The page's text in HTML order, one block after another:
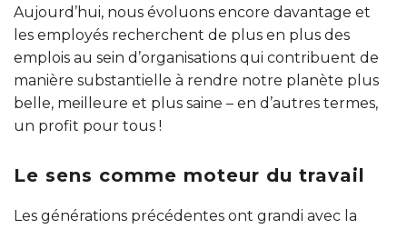
Aujourd’hui, nous évoluons encore davantage et
les employés recherchent de plus en plus des
emplois au sein d’organisations qui contribuent de
manière substantielle à rendre notre planète plus
belle, meilleure et plus saine – en d’autres termes,
un profit pour tous !
Le sens comme moteur du travail
Les générations précédentes ont grandi avec la